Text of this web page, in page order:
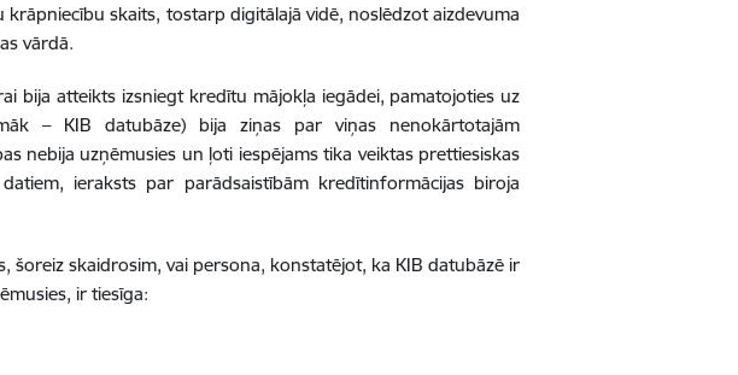
skaits, tostarp digitālajā vidē, noslēdzot aizdevuma
vārdā.
bija atteikts izsniegt kredītu mājokļa iegādei, pamatojoties uz
– KIB datubāze) bija ziņas par viņas nenokārtotajām
nebija uzņēmusies un ļoti iespējams tika veiktas prettiesiskas
ieraksts par parādsaistībām kredītinformācijas biroja
skaidrosim, vai persona, konstatējot, ka KIB datubāzē ir
ir tiesīga: